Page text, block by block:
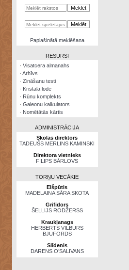
kalkulators
NomētātāsPaplašinātā meklēšana
RESURSI
· Visatcera almanahs
· Arhīvs
· Zināšanu testi
· Kristāla lode
· Rūnu komplekts
· Galeonu kalkulators
· Nomētātās kārtis
ADMINISTRĀCIJA
Skolas direktors
TADEUŠS MERLINS KAMINSKI
Direktora vietnieks
FILIPS BĀRLOVS
TORŅU VECĀKIE
Elšpūtis
MADELAINA SĀRA SKOTA
Grifidors
ŠELLIJS RODŽERSS
Kraukļanags
HERBERTS VILBURS
BJŪFORDS
Slīdenis
DARENS O’SALIVANS